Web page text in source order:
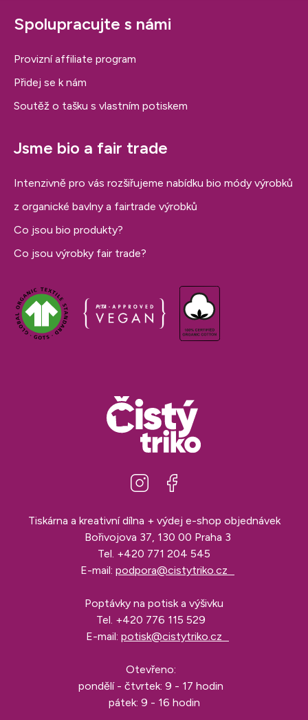
Spolupracujte s námi
Provizní affiliate program
Přidej se k nám
Soutěž o tašku s vlastním potiskem
Jsme bio a fair trade
Intenzivně pro vás rozšiřujeme nabídku bio módy výrobků
z organické bavlny a fairtrade výrobků
Co jsou bio produkty?
Co jsou výrobky fair trade?
Tiskárna a kreativní dílna + výdej e-shop objednávek
Bořivojova 37, 130 00 Praha 3
Tel. +420 771 204 545
E-mail: podpora@cistytriko.cz
Poptávky na potisk a výšivku
Tel. +420 776 115 529
E-mail: potisk@cistytriko.cz
Otevřeno:
pondělí - čtvrtek: 9 - 17 hodin
pátek: 9 - 16 hodin